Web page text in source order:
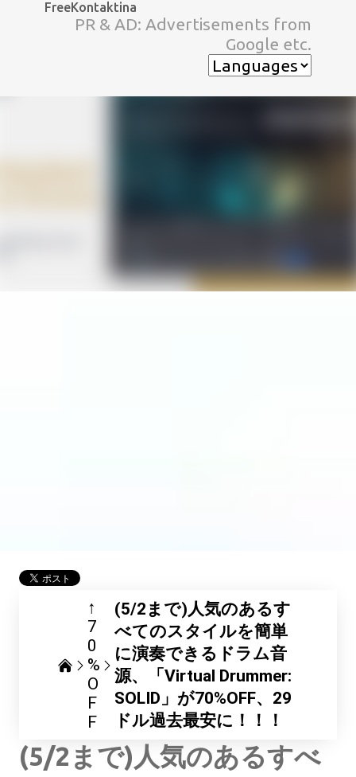
スキップしてメイン コンテンツに移動
FreeKontaktina
PR & AD: Advertisements from
Google etc.
↑
7
0
%
O
F
F
(5/2まで)人気のあるす
べてのスタイルを簡単
に演奏できるドラム音
源、「Virtual Drummer:
SOLID」が70%OFF、29
ドル過去最安に！！！
(5/2まで)人気のあるすべ